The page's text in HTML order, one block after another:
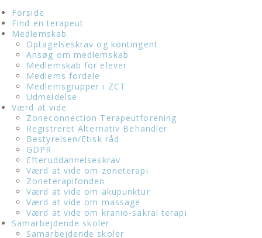
Forside
Find en terapeut
Medlemskab
Optagelseskrav og kontingent
Ansøg om medlemskab
Medlemskab for elever
Medlems fordele
Medlemsgrupper i ZCT
Udmeldelse
Værd at vide
Zoneconnection Terapeutforening
Registreret Alternativ Behandler
Bestyrelsen/Etisk råd
GDPR
Efteruddannelseskrav
Værd at vide om zoneterapi
Zoneterapifonden
Værd at vide om akupunktur
Værd at vide om massage
Værd at vide om kranio-sakral terapi
Samarbejdende skoler
Samarbejdende skoler